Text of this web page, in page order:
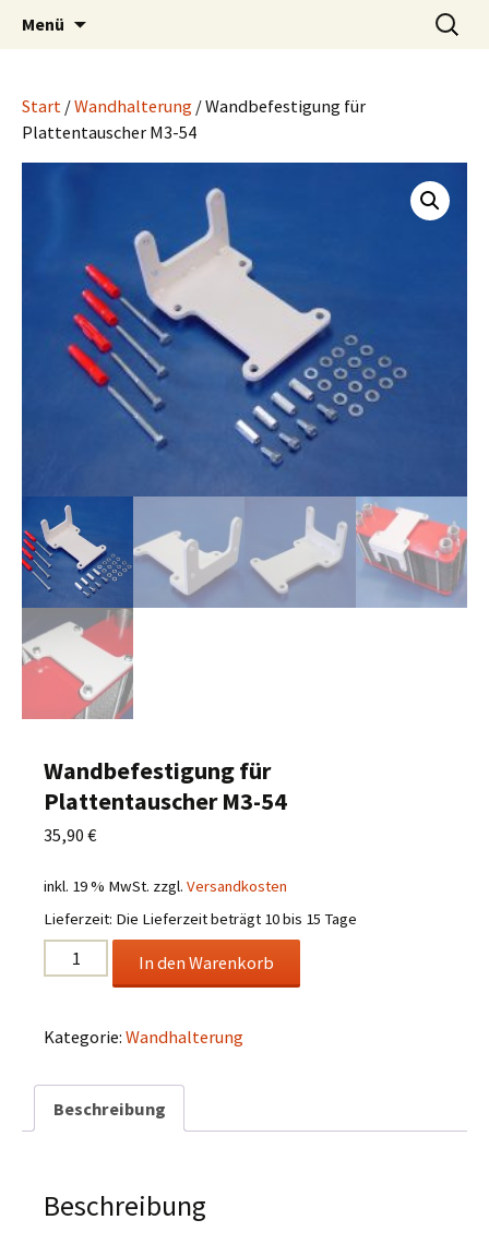
LUPI Wärmetechnik
Wärmetauscher Technik
Menü
Suchen
nach:
Start /Wandhalterung / Wandbefestigung für
Plattentauscher M3-54
Wandbefestigung für
Plattentauscher M3-54
35,90 €
inkl. 19 % MwSt. zzgl. Versandkosten
Lieferzeit: Die Lieferzeit beträgt 10 bis 15 Tage
Wandbefestigung
für
M3-
Menge
In den Warenkorb
Kategorie: Wandhalterung
Beschreibung
Beschreibung